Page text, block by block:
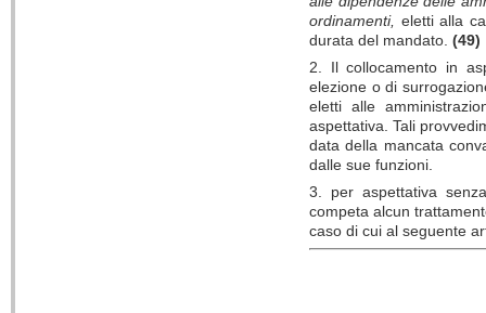
ordinamenti, eletti alla
durata del mandato. (49)
2. Il collocamento in
elezione o di
eletti alle
aspettativa. Tali
data della mancata
dalle sue funzioni.
3. per aspettativa
competa alcun
caso di cui al seguente